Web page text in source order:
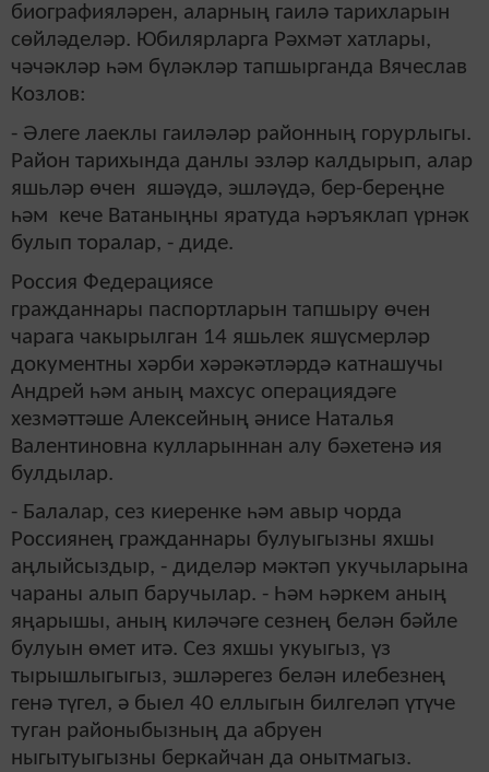
биографияләрен, аларның гаилә тарихларын
сөйләделәр. Юбилярларга Рәхмәт хатлары,
чәчәкләр һәм бүләкләр тапшырганда Вячеслав
Козлов:
- Әлеге лаеклы гаиләләр районның горурлыгы.
Район тарихында данлы эзләр калдырып, алар
яшьләр өчен яшәүдә, эшләүдә, бер-береңне
һәм кече Ватаныңны яратуда һәръяклап үрнәк
булып торалар, - диде.
Россия Федерациясе
гражданнары паспортларын тапшыру өчен
чарага чакырылган 14 яшьлек яшүсмерләр
документны хәрби хәрәкәтләрдә катнашучы
Андрей һәм аның махсус операциядәге
хезмәттәше Алексейның әнисе Наталья
Валентиновна кулларыннан алу бәхетенә ия
булдылар.
- Балалар, сез киеренке һәм авыр чорда
Россиянең гражданнары булуыгызны яхшы
аңлыйсыздыр, - диделәр мәктәп укучыларына
чараны алып баручылар. - Һәм һәркем аның
яңарышы, аның киләчәге сезнең белән бәйле
булуын өмет итә. Сез яхшы укуыгыз, үз
тырышлыгыгыз, эшләрегез белән илебезнең
генә түгел, ә быел 40 еллыгын билгеләп үтүче
туган районыбызның да абруен
ныгытуыгызны беркайчан да онытмагыз.